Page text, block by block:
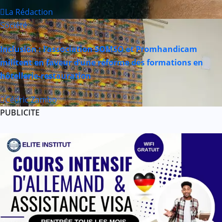
La Rédaction
Société
Inclusion : l’association SOMSO et Promhandicam
militent en faveur d’une réforme des formations en
hôtellerie-restauration
Cédric Zambo
PUBLICITE